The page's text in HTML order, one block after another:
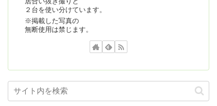
２台を使い分けています。
※掲載した写真の
無断使用は禁じます。